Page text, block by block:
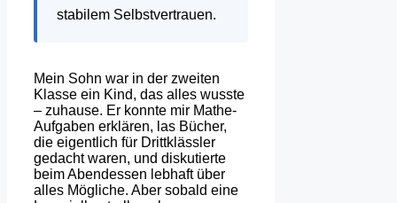
stabilem Selbstvertrauen.
Mein Sohn war in der zweiten
Klasse ein Kind, das alles wusste
– zuhause. Er konnte mir Mathe-
Aufgaben erklären, las Bücher,
die eigentlich für Drittklässler
gedacht waren, und diskutierte
beim Abendessen lebhaft über
alles Mögliche. Aber sobald eine